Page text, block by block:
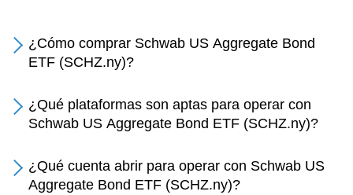
¿Cómo comprar Schwab US Aggregate Bond
ETF (SCHZ.ny)?
¿Qué plataformas son aptas para operar con
Schwab US Aggregate Bond ETF (SCHZ.ny)?
¿Qué cuenta abrir para operar con Schwab US
Aggregate Bond ETF (SCHZ.ny)?